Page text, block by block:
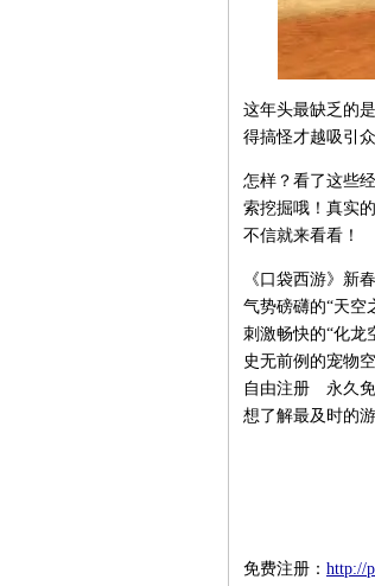
这年头最缺乏的
得搞怪才越吸引众
怎样？看了这些
索挖掘哦！真实
不信就来看看！
《口袋西游》新
气势磅礴的“天空
刺激畅快的“化龙
史无前例的宠物
自由注册 永久
想了解最及时的
免费注册： http://